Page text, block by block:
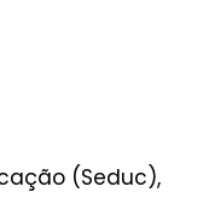
(Seduc),